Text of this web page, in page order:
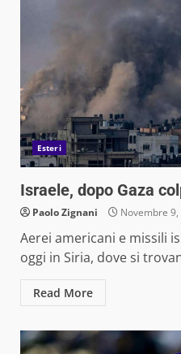
Esteri
Israele, dopo Gaza
Paolo Zignani Novembre 9,
Aerei americani e missili
oggi in Siria, dove si
Read More